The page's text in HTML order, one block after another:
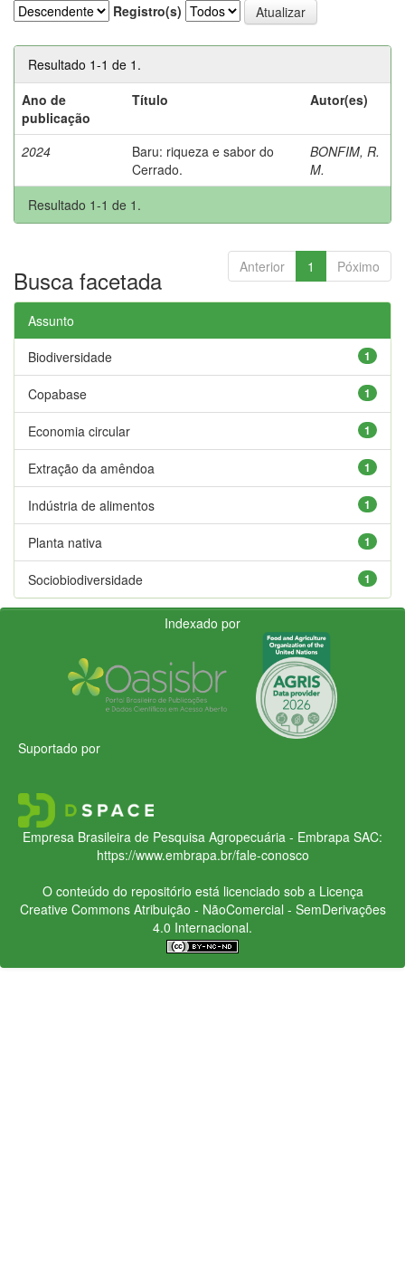
Registro(s)
Resultado 1-1 de 1.
Ano de
publicação
Título Autor(es)
2024
Baru: riqueza e sabor do
Cerrado.
BONFIM, R.
M.
Resultado 1-1 de 1.
Anterior 1 Póximo
Busca facetada
Assunto
1
Biodiversidade
1
Copabase
1
Economia circular
1
Extração da amêndoa
1
Indústria de alimentos
1
Planta nativa
1
Sociobiodiversidade
Indexado por
Suportado por
Empresa Brasileira de Pesquisa Agropecuária - Embrapa SAC:
https://www.embrapa.br/fale-conosco
O conteúdo do repositório está licenciado sob a Licença
Creative CommonsAtribuição - NãoComercial - SemDerivações
4.0 Internacional.